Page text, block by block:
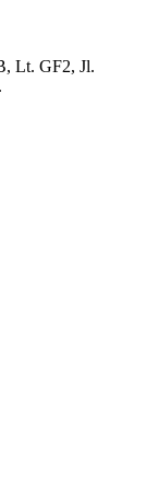
Lt. GF2, Jl.